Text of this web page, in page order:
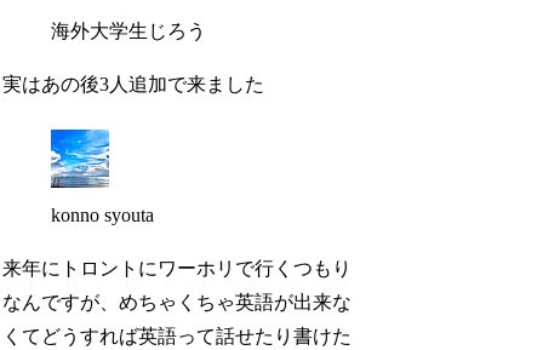
海外大学生じろう
実はあの後3人追加で来ました
konno syouta
来年にトロントにワーホリで行くつもり
なんですが、めちゃくちゃ英語が出来な
くてどうすれば英語って話せたり書けた